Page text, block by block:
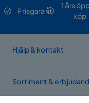
Prisgaranti
1 års
köp
Hjälp & kontakt
Sortiment &